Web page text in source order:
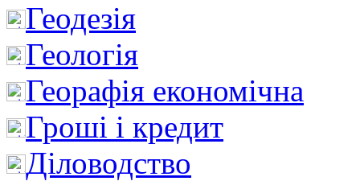
Геодезія
Геологія
Георафія економічна
Гроші і кредит
Діловодство